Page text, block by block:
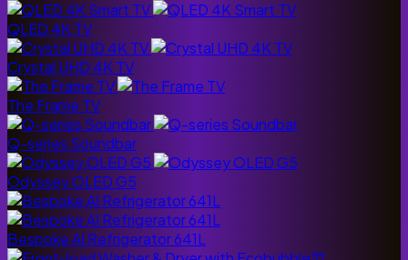
QLED 4K TV
Crystal UHD 4K TV
The Frame TV
Q-series Soundbar
Odyssey OLED G5
Bespoke AI Refrigerator 641L